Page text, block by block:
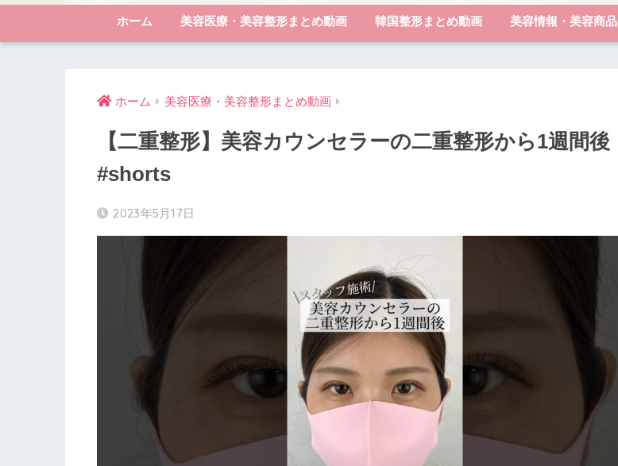
ホーム 美容医療・美容整形まとめ動画 韓国整形まとめ動画 美容情報・美容商品
ホーム 美容医療・美容整形まとめ動画
【二重整形】美容カウンセラーの二重整形から1週間後
#shorts
2023年5月17日